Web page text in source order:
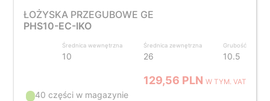
ŁOŻYSKA PRZEGUBOWE GE
PHS10-EC-IKO
Średnica wewnętrzna
10
Średnica zewnętrzna
26
Grubość
10.5
129,56 PLNW TYM. VAT
40 części w magazynie